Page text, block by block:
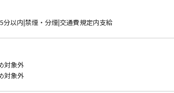
分以内|禁煙・分煙|交通費規定内支給
対象外
対象外